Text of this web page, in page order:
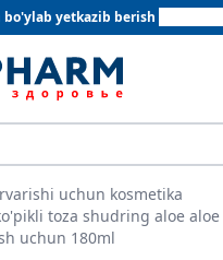
bo'ylab yetkazib berish
uchun kosmetika
toza shudring aloe
uchun 180ml